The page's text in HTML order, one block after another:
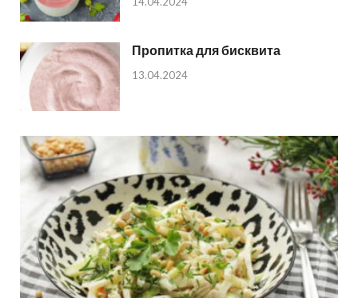
Пропитка для бисквита
13.04.2024